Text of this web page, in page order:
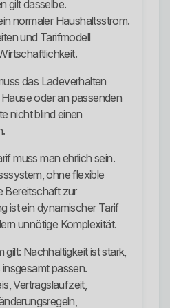
gilt dasselbe.
normaler Haushaltsstrom.
und Tarifmodell
das Ladeverhalten
oder an passenden
nicht blind einen
muss man ehrlich sein.
ohne flexible
Bereitschaft zur
ist ein dynamischer Tarif
unnötige Komplexität.
Nachhaltigkeit ist stark,
passen.
Vertragslaufzeit,